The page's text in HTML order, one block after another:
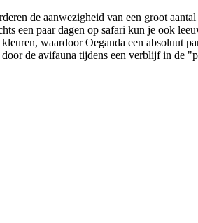
de aanwezigheid van een groot
een paar dagen op safari kun je ook
waardoor Oeganda een absoluut
de avifauna tijdens een verblijf in de